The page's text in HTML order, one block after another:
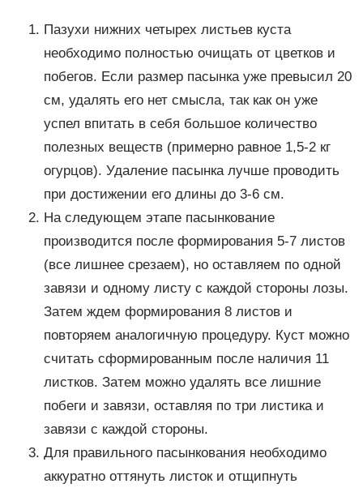
Пазухи нижних четырех листьев куста
необходимо полностью очищать от цветков и
побегов. Если размер пасынка уже превысил 20
см, удалять его нет смысла, так как он уже
успел впитать в себя большое количество
полезных веществ (примерно равное 1,5-2 кг
огурцов). Удаление пасынка лучше проводить
при достижении его длины до 3-6 см.
На следующем этапе пасынкование
производится после формирования 5-7 листов
(все лишнее срезаем), но оставляем по одной
завязи и одному листу с каждой стороны лозы.
Затем ждем формирования 8 листов и
повторяем аналогичную процедуру. Куст можно
считать сформированным после наличия 11
листков. Затем можно удалять все лишние
побеги и завязи, оставляя по три листика и
завязи с каждой стороны.
Для правильного пасынкования необходимо
аккуратно оттянуть листок и отщипнуть